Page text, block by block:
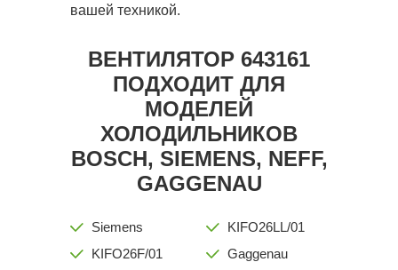
вашей техникой.
ВЕНТИЛЯТОР 643161
ПОДХОДИТ ДЛЯ
МОДЕЛЕЙ
ХОЛОДИЛЬНИКОВ
BOSCH, SIEMENS, NEFF,
GAGGENAU
Siemens
KIFO26F/01
KIFO26LL/01
Gaggenau